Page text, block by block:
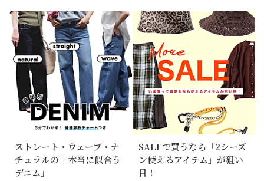
ストレート・ウェーブ・ナ
チュラルの「本当に似合う
デニム」
SALEで買うなら「2シーズ
ン使えるアイテム」が狙い
目！